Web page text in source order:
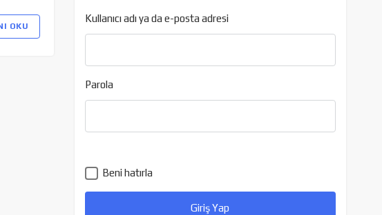
OKU
Kullanıcı adı ya da e-posta adresi
Parola
Beni hatırla